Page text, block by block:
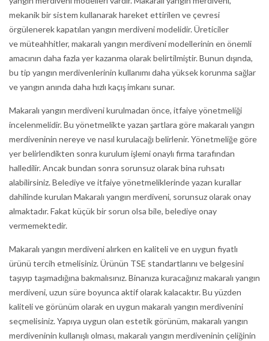
mekanik bir sistem kullanarak hareket ettirilen ve çevresi
örgülenerek kapatılan yangın merdiveni modelidir. Üreticiler
ve müteahhitler, makaralı yangın merdiveni modellerinin en önemli
amacının daha fazla yer kazanma olarak belirtilmiştir. Bunun dışında,
bu tip yangın merdivenlerinin kullanımı daha yüksek korunma sağlar
ve yangın anında daha hızlı kaçış imkanı sunar.
Makaralı yangın merdiveni kurulmadan önce, itfaiye yönetmeliği
incelenmelidir. Bu yönetmelikte yazan şartlara göre makaralı yangın
merdiveninin nereye ve nasıl kurulacağı belirlenir. Yönetmeliğe göre
yer belirlendikten sonra kurulum işlemi onaylı firma tarafından
halledilir. Ancak bundan sonra sorunsuz olarak bina ruhsatı
alabilirsiniz. Belediye ve itfaiye yönetmeliklerinde yazan kurallar
dahilinde kurulan Makaralı yangın merdiveni, sorunsuz olarak onay
almaktadır. Fakat küçük bir sorun olsa bile, belediye onay
vermemektedir.
Makaralı yangın merdiveni alırken en kaliteli ve en uygun fiyatlı
ürünü tercih etmelisiniz. Ürünün TSE standartlarını ve belgesini
taşıyıp taşımadığına bakmalısınız. Binanıza kuracağınız makaralı yangın
merdiveni, uzun süre boyunca aktif olarak kalacaktır. Bu yüzden
kaliteli ve görünüm olarak en uygun makaralı yangın merdivenini
seçmelisiniz. Yapıya uygun olan estetik görünüm, makaralı yangın
merdiveninin kullanışlı olması, makaralı yangın merdiveninin çeliğinin